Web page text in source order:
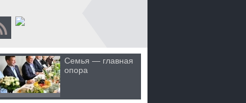
Семья — главная
опора